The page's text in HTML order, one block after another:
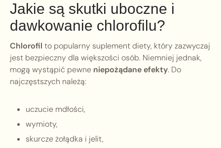
Jakie są skutki uboczne i
dawkowanie chlorofilu?
Chlorofil to popularny suplement diety, który zazwyczaj
jest bezpieczny dla większości osób. Niemniej jednak,
mogą wystąpić pewne niepożądane efekty. Do
najczęstszych należą:
uczucie mdłości,
wymioty,
skurcze żołądka i jelit,